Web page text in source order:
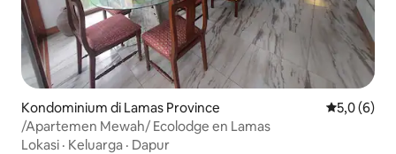
Kondominium di Lamas Province Nilai rata-
5,0 (6)
/Apartemen Mewah/ Ecolodge en Lamas
Lokasi · Keluarga · Dapur